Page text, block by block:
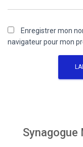
Enregistrer mon
navigateur pour mon
Synagogue